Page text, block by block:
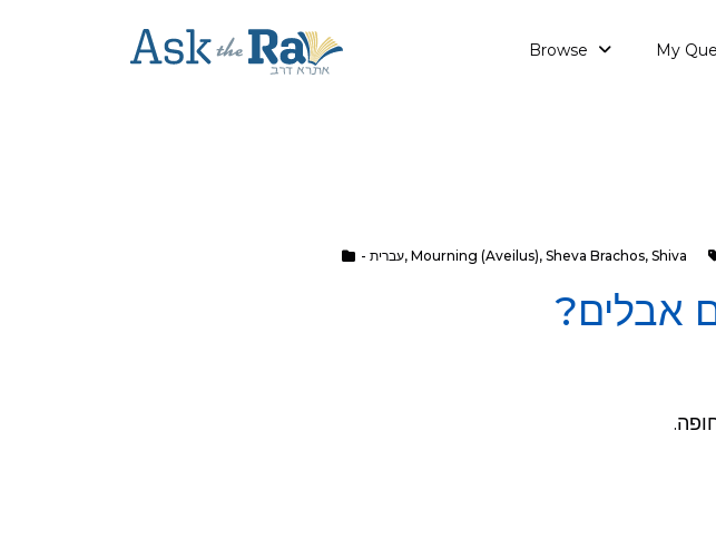
Browse My
- עברית, Mourning (Aveilus), Sheva Brachos, Shiva
אבלים?